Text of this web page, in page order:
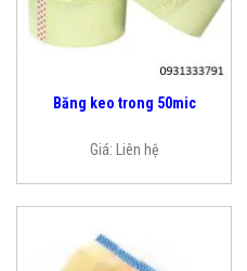
Băng keo trong 50mic
Giá: Liên hệ